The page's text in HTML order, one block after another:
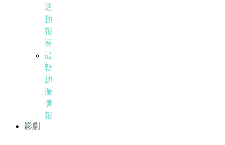
活
動
報
導
最
新
動
漫
情
報
影劇